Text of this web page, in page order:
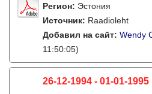
Регион: Эстония
Источник: Raadioleht
Добавил на сайт: Wendy
11:50:05)
26-12-1994 - 01-01-1995